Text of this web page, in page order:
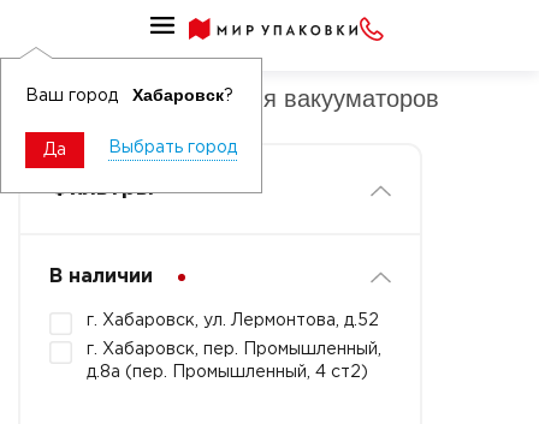
Ваш город Хабаровск?
Да Выбрать город
Пакеты вакуумные для вакууматоров
Фильтры
В наличии
г. Хабаровск, ул. Лермонтова, д.52
г. Хабаровск, пер. Промышленный,
д.8а (пер. Промышленный, 4 ст2)